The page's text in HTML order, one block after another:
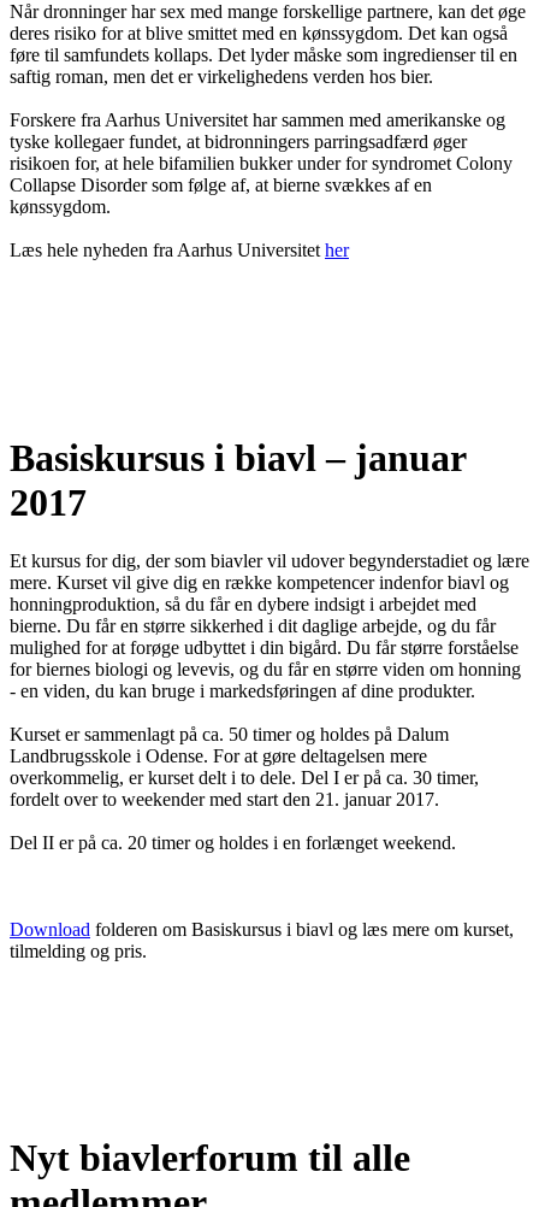
Når dronninger har sex med mange forskellige partnere, kan det øge
deres risiko for at blive smittet med en kønssygdom. Det kan også
føre til samfundets kollaps. Det lyder måske som ingredienser til en
saftig roman, men det er virkelighedens verden hos bier.
Forskere fra Aarhus Universitet har sammen med amerikanske og
tyske kollegaer fundet, at bidronningers parringsadfærd øger
risikoen for, at hele bifamilien bukker under for syndromet Colony
Collapse Disorder som følge af, at bierne svækkes af en
kønssygdom.
Læs hele nyheden fra Aarhus Universitet her
Basiskursus i biavl – januar
2017
Et kursus for dig, der som biavler vil udover begynderstadiet og lære
mere. Kurset vil give dig en række kompetencer indenfor biavl og
honningproduktion, så du får en dybere indsigt i arbejdet med
bierne. Du får en større sikkerhed i dit daglige arbejde, og du får
mulighed for at forøge udbyttet i din bigård. Du får større forståelse
for biernes biologi og levevis, og du får en større viden om honning
- en viden, du kan bruge i markedsføringen af dine produkter.
Kurset er sammenlagt på ca. 50 timer og holdes på Dalum
Landbrugsskole i Odense. For at gøre deltagelsen mere
overkommelig, er kurset delt i to dele. Del I er på ca. 30 timer,
fordelt over to weekender med start den 21. januar 2017.
Del II er på ca. 20 timer og holdes i en forlænget weekend.
Download folderen om Basiskursus i biavl og læs mere om kurset,
tilmelding og pris.
Nyt biavlerforum til alle